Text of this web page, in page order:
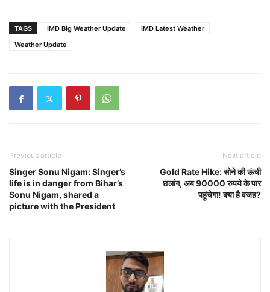
TAGS IMD Big Weather Update
IMD Latest Weather
Weather Update
Previous article
Singer Sonu Nigam: Singer’s
life is in danger from Bihar’s
Sonu Nigam, shared a
picture with the President
Next article
Gold Rate Hike: सोने की ऊंची
छलांग, अब 90000 रुपये के पार
पहुंचेगा! क्या है वजह?